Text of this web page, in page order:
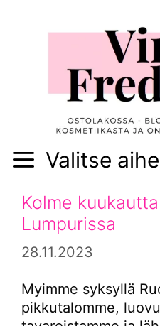
Valitse aihe
Kolme
Lumpurissa
28.11.2023
Myimme syksyllä
pikkutalomme,